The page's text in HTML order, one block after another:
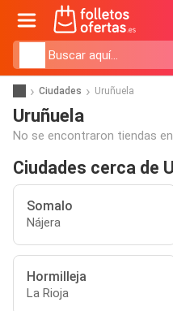
Ciudades Uruñuela
Uruñuela
No se encontraron tiendas en
Ciudades cerca de
Somalo
Nájera
Hormilleja
La Rioja